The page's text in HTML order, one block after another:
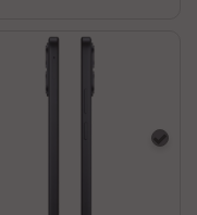
Gris